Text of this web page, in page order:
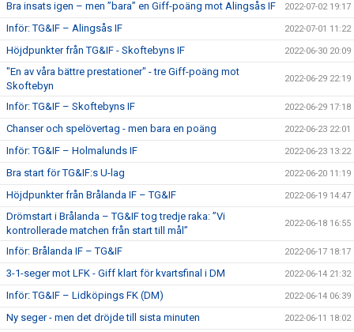
Bra insats igen – men ”bara” en Giff-poäng mot Alingsås IF 2022-07-02 19:17
Inför: TG&IF – Alingsås IF 2022-07-01 11:22
Höjdpunkter från TG&IF - Skoftebyns IF 2022-06-30 20:09
"En av våra bättre prestationer" - tre Giff-poäng mot
Skoftebyn
2022-06-29 22:19
Inför: TG&IF – Skoftebyns IF 2022-06-29 17:18
Chanser och spelövertag - men bara en poäng 2022-06-23 22:01
Inför: TG&IF – Holmalunds IF 2022-06-23 13:22
Bra start för TG&IF:s U-lag 2022-06-20 11:19
Höjdpunkter från Brålanda IF – TG&IF 2022-06-19 14:47
Drömstart i Brålanda – TG&IF tog tredje raka: ”Vi
kontrollerade matchen från start till mål”
2022-06-18 16:55
Inför: Brålanda IF – TG&IF 2022-06-17 18:17
3-1-seger mot LFK - Giff klart för kvartsfinal i DM 2022-06-14 21:32
Inför: TG&IF – Lidköpings FK (DM) 2022-06-14 06:39
Ny seger - men det dröjde till sista minuten 2022-06-11 18:02